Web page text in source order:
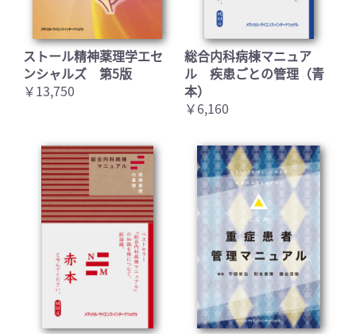
ストール精神薬理学エセ
ンシャルズ 第5版
￥13,750
総合内科病棟マニュア
ル 疾患ごとの管理（青
本）
￥6,160